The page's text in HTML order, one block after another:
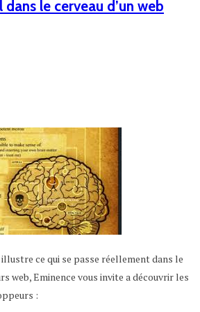
le cerveau d’un web
ce qui se passe réellement dans le
web, Eminence vous invite a découvrir les
: